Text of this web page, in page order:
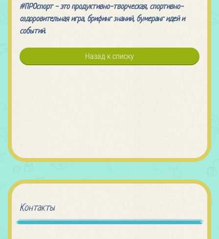
#ПРОспорт - это продуктивно-творческая, спортивно-
оздоровительная игра, брифинг знаний, бумеранг идей и
событий.
Назад к списку
Контакты